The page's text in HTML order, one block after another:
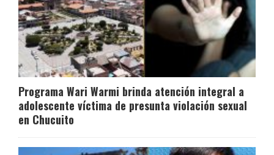
Programa Wari Warmi brinda atención integral a
adolescente víctima de presunta violación sexual
en Chucuito